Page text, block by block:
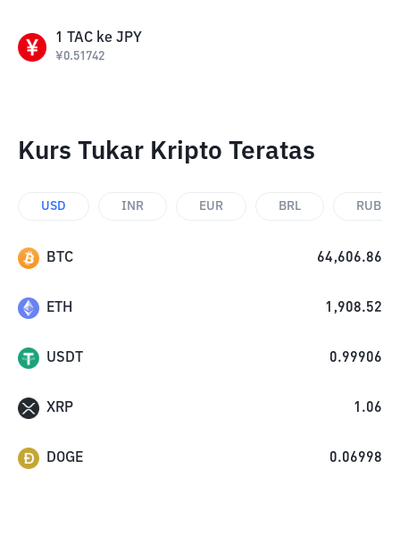
1 TAC ke JPY
¥0.51742
Kurs Tukar Kripto Teratas
USD INR EUR BRL RUB
BTC 64,606.86
ETH 1,908.52
USDT 0.99906
XRP 1.06
DOGE 0.06998